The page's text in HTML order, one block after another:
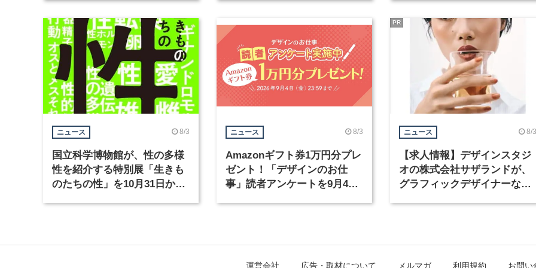
ニュース 8/3
国立科学博物館が、性の多様
性を紹介する特別展「生きも
のたちの性」を10月31日から
ニュース 8/3
Amazonギフト券1万円分プレ
ゼント！「デザインのお仕
事」読者アンケートを9月4日
ニュース 8/3
【求人情報】デザインスタジ
オの株式会社サザランドが、
グラフィックデザイナーなど2
PR
運営会社 広告・取材について メルマガ 利用規約 お問い